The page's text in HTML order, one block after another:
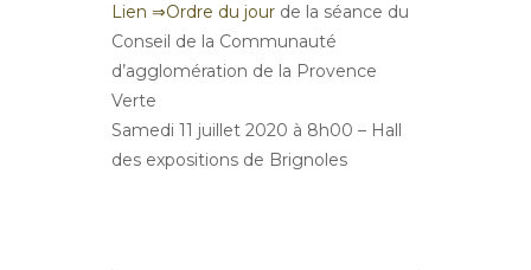
Lien ⇒Ordre du jour de la séance du
Conseil de la Communauté
d’agglomération de la Provence
Verte
Samedi 11 juillet 2020 à 8h00 – Hall
des expositions de Brignoles